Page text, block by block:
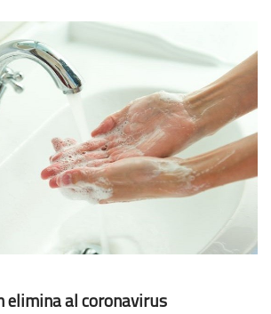
elimina al coronavirus